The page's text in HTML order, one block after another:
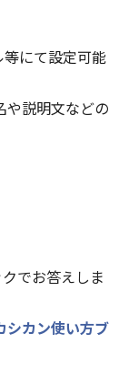
にて設定可能
や説明文などの
でお答えしま
シカン使い方ブ